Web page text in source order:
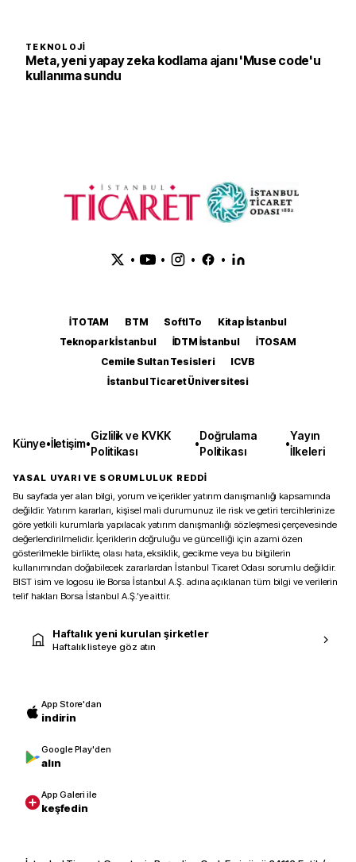
TEKNOLOJI
Meta, yeni yapay zeka kodlama ajanı 'Muse code'u
kullanıma sundu
• • • •
İTOTAM BTM SoftITo
Kitap İstanbul
Teknopark İstanbul
İDTM İstanbul
İTOSAM
Cemile Sultan Tesisleri
ICVB
İstanbul Ticaret Üniversitesi
Künye•İletişim•
Gizlilik ve KVKK
Politikası
•
Doğrulama
Politikası
•
Yayın
İlkeleri
YASAL UYARI VE SORUMLULUK REDDİ
Bu sayfada yer alan bilgi, yorum ve içerikler yatırım danışmanlığı kapsamında
değildir. Yatırım kararları, kişisel mali durumunuz ile risk ve getiri tercihlerinize
göre yetkili kurumlarla yapılacak yatırım danışmanlığı sözleşmesi çerçevesinde
değerlendirilmelidir. İçeriklerin doğruluğu ve güncelliği için azami özen
gösterilmekle birlikte, olası hata, eksiklik, gecikme veya bu bilgilerin
kullanımından doğabilecek zararlardan İstanbul Ticaret Odası sorumlu değildir.
BIST isim ve logosu ile Borsa İstanbul A.Ş. adına açıklanan tüm bilgi ve verilerin
telif hakları Borsa İstanbul A.Ş.’ye aittir.
Haftalık yeni kurulan şirketler
Haftalık listeye göz atın
App Store'dan
indirin
Google Play'den
alın
App Galeri ile
keşfedin